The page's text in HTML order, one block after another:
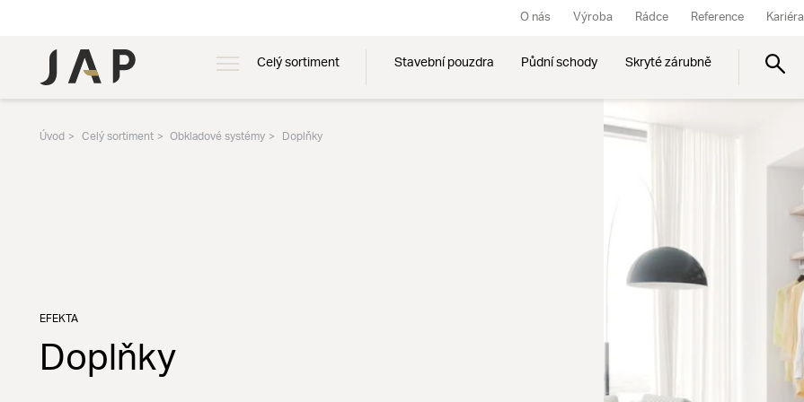
Celý sortiment Stavební pouzdra Půdní schody Skryté zárubně
O nás Výroba Rádce Reference Kariéra
Úvod Celý sortiment Obkladové systémy Doplňky
EFEKTA
Doplňky